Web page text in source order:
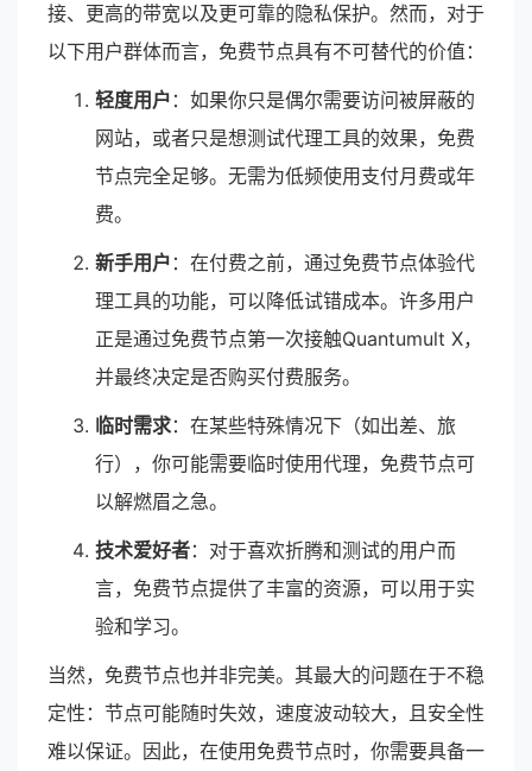
接、更高的带宽以及更可靠的隐私保护。然而，对于
以下用户群体而言，免费节点具有不可替代的价值：
轻度用户 ：如果你只是偶尔需要访问被屏蔽的
网站，或者只是想测试代理工具的效果，免费
节点完全足够。无需为低频使用支付月费或年
费。
新手用户 ：在付费之前，通过免费节点体验代
理工具的功能，可以降低试错成本。许多用户
正是通过免费节点第一次接触Quantumult X，
并最终决定是否购买付费服务。
临时需求：在某些特殊情况下（如出差、旅
行），你可能需要临时使用代理，免费节点可
以解燃眉之急。
技术爱好者：对于喜欢折腾和测试的用户而
言，免费节点提供了丰富的资源，可以用于实
验和学习。
当然，免费节点也并非完美。其最大的问题在于不稳
定性：节点可能随时失效，速度波动较大，且安全性
难以保证。因此，在使用免费节点时，你需要具备一